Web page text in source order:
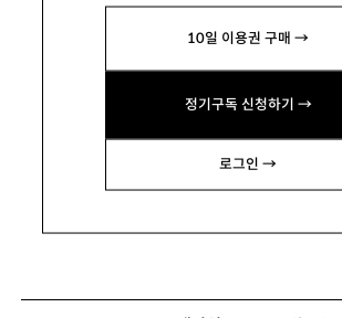
10일 이용권 구매 →
정기구독 신청하기 →
로그인 →